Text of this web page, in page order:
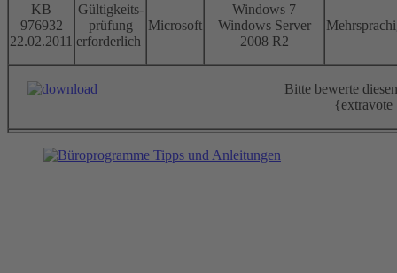
KB
976932
22.02.2011
Gültigkeits-
prüfung
erforderlich
Microsoft
Windows 7
Windows Server
2008 R2
Bitte bewerte